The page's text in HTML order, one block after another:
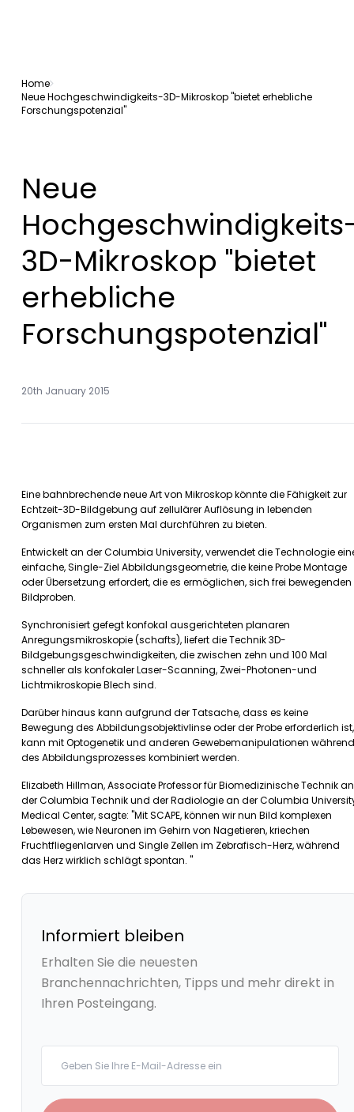
Home
Neue Hochgeschwindigkeits-3D-Mikroskop "bietet erhebliche
Forschungspotenzial"
Neue
3D-Mikroskop "bietet
erhebliche
Forschungspotenzial"
20th January 2015
Eine bahnbrechende neue Art von Mikroskop könnte die Fähigkeit zur
Echtzeit-3D-Bildgebung auf zellulärer Auflösung in lebenden
Organismen zum ersten Mal durchführen zu bieten.
Entwickelt an der Columbia University, verwendet die Technologie
einfache, Single-Ziel Abbildungsgeometrie, die keine Probe Montage
oder Übersetzung erfordert, die es ermöglichen, sich frei bewegenden
Bildproben.
Synchronisiert gefegt konfokal ausgerichteten planaren
Anregungsmikroskopie (schafts), liefert die Technik 3D-
Bildgebungsgeschwindigkeiten, die zwischen zehn und 100 Mal
schneller als konfokaler Laser-Scanning, Zwei-Photonen-und
Lichtmikroskopie Blech sind.
Darüber hinaus kann aufgrund der Tatsache, dass es keine
Bewegung des Abbildungsobjektivlinse oder der Probe erforderlich ist,
kann mit Optogenetik und anderen Gewebemanipulationen während
des Abbildungsprozesses kombiniert werden.
Elizabeth Hillman, Associate Professor für Biomedizinische Technik an
der Columbia Technik und der Radiologie an der Columbia
Medical Center, sagte: "Mit SCAPE, können wir nun Bild komplexen
Lebewesen, wie Neuronen im Gehirn von Nagetieren, kriechen
Fruchtfliegenlarven und Single Zellen im Zebrafisch-Herz, während
das Herz wirklich schlägt spontan. "
Informiert bleiben
Erhalten Sie die neuesten
Branchennachrichten, Tipps und mehr direkt in
Ihren Posteingang.